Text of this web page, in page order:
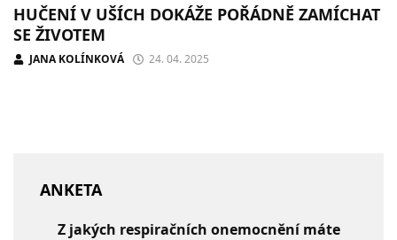
HUČENÍ V UŠÍCH DOKÁŽE POŘÁDNĚ ZAMÍCHAT
SE ŽIVOTEM
JANA KOLÍNKOVÁ 24. 04. 2025
ANKETA
Z jakých respiračních onemocnění máte